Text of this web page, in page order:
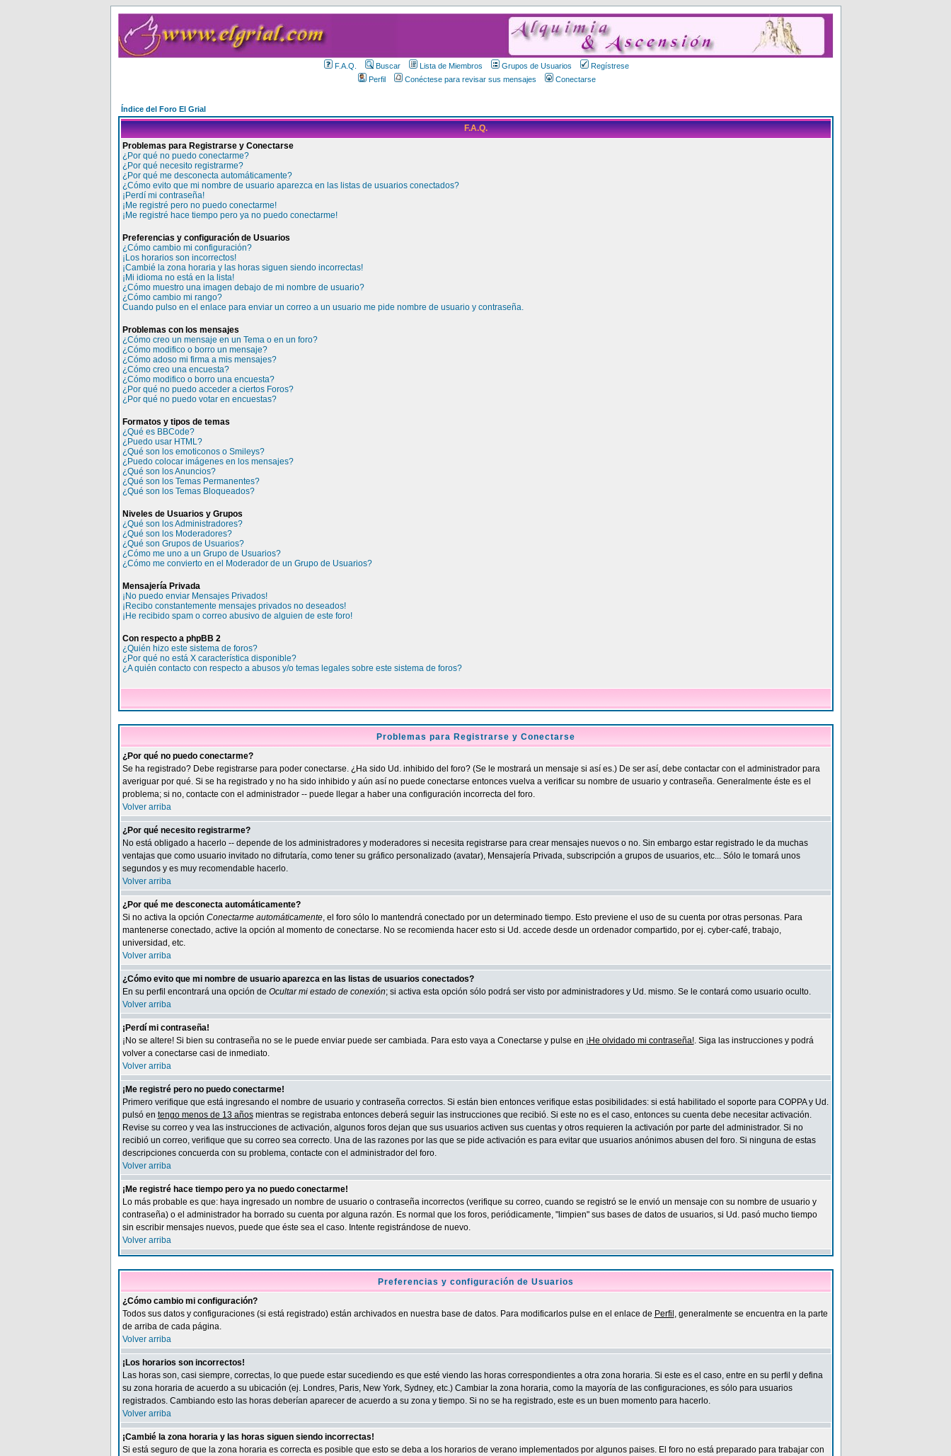
F.A.Q. Buscar Lista de Miembros Grupos de Usuarios
Regístrese
Perfil
Conéctese para revisar sus mensajes Conectarse
Índice del Foro El Grial
F.A.Q.
Problemas para Registrarse y Conectarse
¿Por qué no puedo conectarme?
¿Por qué necesito registrarme?
¿Por qué me desconecta automáticamente?
¿Cómo evito que mi nombre de usuario aparezca en las listas de usuarios conectados?
¡Perdí mi contraseña!
¡Me registré pero no puedo conectarme!
¡Me registré hace tiempo pero ya no puedo conectarme!
Preferencias y configuración de Usuarios
¿Cómo cambio mi configuración?
¡Los horarios son incorrectos!
¡Cambié la zona horaria y las horas siguen siendo incorrectas!
¡Mi idioma no está en la lista!
¿Cómo muestro una imagen debajo de mi nombre de usuario?
¿Cómo cambio mi rango?
Cuando pulso en el enlace para enviar un correo a un usuario me pide nombre de usuario y contraseña.
Problemas con los mensajes
¿Cómo creo un mensaje en un Tema o en un foro?
¿Cómo modifico o borro un mensaje?
¿Cómo adoso mi firma a mis mensajes?
¿Cómo creo una encuesta?
¿Cómo modifico o borro una encuesta?
¿Por qué no puedo acceder a ciertos Foros?
¿Por qué no puedo votar en encuestas?
Formatos y tipos de temas
¿Qué es BBCode?
¿Puedo usar HTML?
¿Qué son los emoticonos o Smileys?
¿Puedo colocar imágenes en los mensajes?
¿Qué son los Anuncios?
¿Qué son los Temas Permanentes?
¿Qué son los Temas Bloqueados?
Niveles de Usuarios y Grupos
¿Qué son los Administradores?
¿Qué son los Moderadores?
¿Qué son Grupos de Usuarios?
¿Cómo me uno a un Grupo de Usuarios?
¿Cómo me convierto en el Moderador de un Grupo de Usuarios?
Mensajería Privada
¡No puedo enviar Mensajes Privados!
¡Recibo constantemente mensajes privados no deseados!
¡He recibido spam o correo abusivo de alguien de este foro!
Con respecto a phpBB 2
¿Quién hizo este sistema de foros?
¿Por qué no está X característica disponible?
¿A quién contacto con respecto a abusos y/o temas legales sobre este sistema de foros?
Problemas para Registrarse y Conectarse
¿Por qué no puedo conectarme?
Se ha registrado? Debe registrarse para poder conectarse. ¿Ha sido Ud. inhibido del foro? (Se le mostrará un mensaje si así es.) De ser así, debe contactar con el administrador para
averiguar por qué. Si se ha registrado y no ha sido inhibido y aún así no puede conectarse entonces vuelva a verificar su nombre de usuario y contraseña. Generalmente éste es el
problema; si no, contacte con el administrador -- puede llegar a haber una configuración incorrecta del foro.
Volver arriba
¿Por qué necesito registrarme?
No está obligado a hacerlo -- depende de los administradores y moderadores si necesita registrarse para crear mensajes nuevos o no. Sin embargo estar registrado le da muchas
ventajas que como usuario invitado no difrutaría, como tener su gráfico personalizado (avatar), Mensajería Privada, subscripción a grupos de usuarios, etc... Sólo le tomará unos
segundos y es muy recomendable hacerlo.
Volver arriba
¿Por qué me desconecta automáticamente?
Si no activa la opción Conectarme automáticamente, el foro sólo lo mantendrá conectado por un determinado tiempo. Esto previene el uso de su cuenta por otras personas. Para
mantenerse conectado, active la opción al momento de conectarse. No se recomienda hacer esto si Ud. accede desde un ordenador compartido, por ej. cyber-café, trabajo,
universidad, etc.
Volver arriba
¿Cómo evito que mi nombre de usuario aparezca en las listas de usuarios conectados?
En su perfil encontrará una opción de Ocultar mi estado de conexión; si activa esta opción sólo podrá ser visto por administradores y Ud. mismo. Se le contará como usuario oculto.
Volver arriba
¡Perdí mi contraseña!
¡No se altere! Si bien su contraseña no se le puede enviar puede ser cambiada. Para esto vaya a Conectarse y pulse en ¡He olvidado mi contraseña!. Siga las instrucciones y podrá
volver a conectarse casi de inmediato.
Volver arriba
¡Me registré pero no puedo conectarme!
Primero verifique que está ingresando el nombre de usuario y contraseña correctos. Si están bien entonces verifique estas posibilidades: si está habilitado el soporte para COPPA y Ud.
pulsó en tengo menos de 13 añosmientras se registraba entonces deberá seguir las instrucciones que recibió. Si este no es el caso, entonces su cuenta debe necesitar activación.
Revise su correo y vea las instrucciones de activación, algunos foros dejan que sus usuarios activen sus cuentas y otros requieren la activación por parte del administrador. Si no
recibió un correo, verifique que su correo sea correcto. Una de las razones por las que se pide activación es para evitar que usuarios anónimos abusen del foro. Si ninguna de estas
descripciones concuerda con su problema, contacte con el administrador del foro.
Volver arriba
¡Me registré hace tiempo pero ya no puedo conectarme!
Lo más probable es que: haya ingresado un nombre de usuario o contraseña incorrectos (verifique su correo, cuando se registró se le envió un mensaje con su nombre de usuario y
contraseña) o el administrador ha borrado su cuenta por alguna razón. Es normal que los foros, periódicamente, "limpien" sus bases de datos de usuarios, si Ud. pasó mucho tiempo
sin escribir mensajes nuevos, puede que éste sea el caso. Intente registrándose de nuevo.
Volver arriba
Preferencias y configuración de Usuarios
¿Cómo cambio mi configuración?
Todos sus datos y configuraciones (si está registrado) están archivados en nuestra base de datos. Para modificarlos pulse en el enlace de Perfil , generalmente se encuentra en la parte
de arriba de cada página.
Volver arriba
¡Los horarios son incorrectos!
Las horas son, casi siempre, correctas, lo que puede estar sucediendo es que esté viendo las horas correspondientes a otra zona horaria. Si este es el caso, entre en su perfil y defina
su zona horaria de acuerdo a su ubicación (ej. Londres, Paris, New York, Sydney, etc.) Cambiar la zona horaria, como la mayoría de las configuraciones, es sólo para usuarios
registrados. Cambiando esto las horas deberían aparecer de acuerdo a su zona y tiempo. Si no se ha registrado, este es un buen momento para hacerlo.
Volver arriba
¡Cambié la zona horaria y las horas siguen siendo incorrectas!
Si está seguro de que la zona horaria es correcta es posible que esto se deba a los horarios de verano implementados por algunos paises. El foro no está preparado para trabajar con